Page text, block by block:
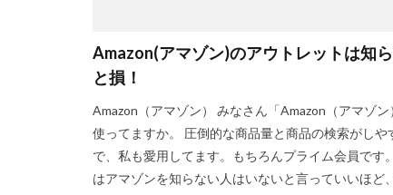
Amazon(アマゾン)のアウトレットは知
と損！
Amazon（アマゾン） みなさん「Amazon（アマゾン
使ってますか。 圧倒的な商品量と商品の検索がしや
で、私も愛用してます。もちろんプライム会員です
はアマゾンを知らない人はいないと言っていいほど